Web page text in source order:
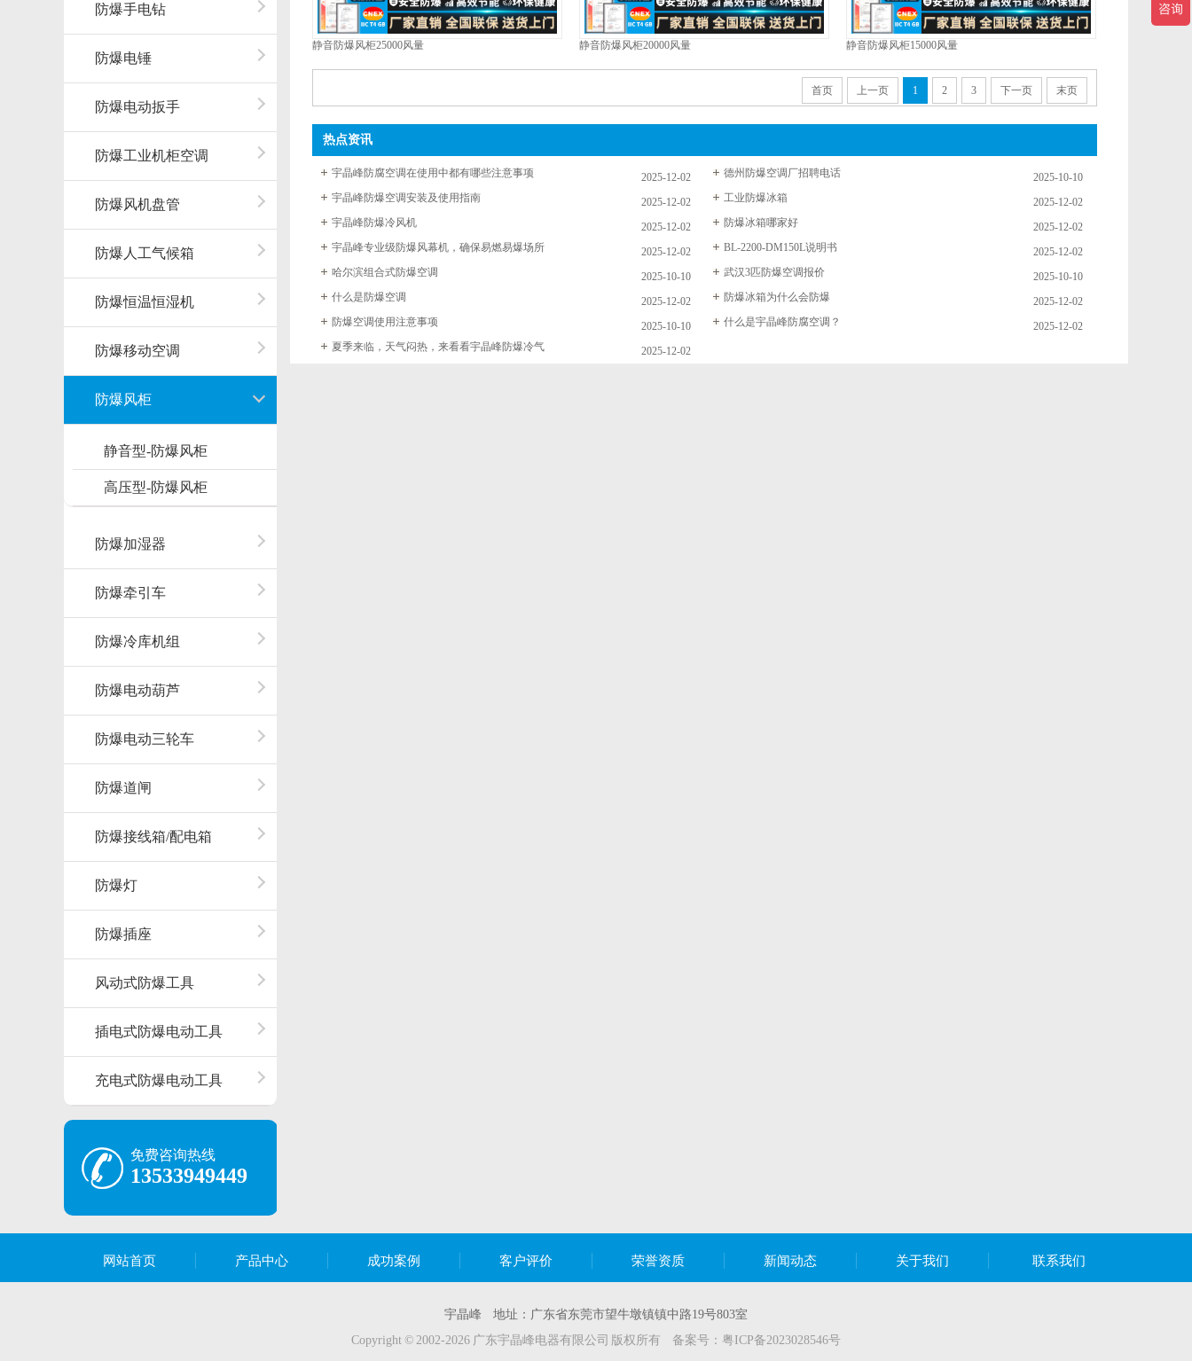
防爆手电钻
防爆电锤
防爆电动扳手
防爆工业机柜空调
防爆风机盘管
防爆人工气候箱
防爆恒温恒湿机
防爆移动空调
防爆风柜
静音型-防爆风柜
高压型-防爆风柜
防爆加湿器
防爆牵引车
防爆冷库机组
防爆电动葫芦
防爆电动三轮车
防爆道闸
防爆接线箱/配电箱
防爆灯
防爆插座
风动式防爆工具
插电式防爆电动工具
充电式防爆电动工具
免费咨询热线
13533949449
静音防爆风柜25000风量 静音防爆风柜20000风量 静音防爆风柜15000风量
首页 上一页 1 2 3 下一页 末页
热点资讯
2025-12-02
宇晶峰防腐空调在使用中都有哪些注意事项 2025-10-10
德州防爆空调厂招聘电话
2025-12-02
宇晶峰防爆空调安装及使用指南 2025-12-02
工业防爆冰箱
2025-12-02
宇晶峰防爆冷风机 2025-12-02
防爆冰箱哪家好
2025-12-02
宇晶峰专业级防爆风幕机，确保易燃易爆场所 2025-12-02
BL-2200-DM150L说明书
2025-10-10
哈尔滨组合式防爆空调 2025-10-10
武汉3匹防爆空调报价
2025-12-02
什么是防爆空调 2025-12-02
防爆冰箱为什么会防爆
2025-10-10
防爆空调使用注意事项 2025-12-02
什么是宇晶峰防腐空调？
2025-12-02
夏季来临，天气闷热，来看看宇晶峰防爆冷气
网站首页 产品中心 成功案例 客户评价 荣誉资质 新闻动态 关于我们 联系我们
宇晶峰 地址：广东省东莞市望牛墩镇镇中路19号803室
Copyright © 2002-2026 广东宇晶峰电器有限公司 版权所有 备案号： 粤ICP备2023028546号